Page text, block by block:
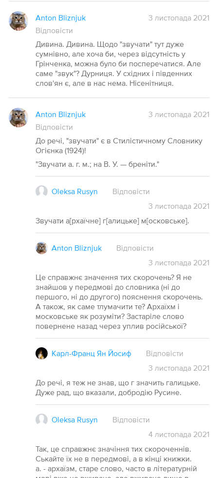
Anton Bliznjuk
3 листопада 2021
Відповісти
Дивина. Дивина. Щодо "звучати" тут дуже
сумнівно, але хоча би, через відсутність у
Грінченка, можна було би посперечатися. Але
саме "звук"? Дурниця. У східних і південних
слов'ян є, але в нас нема. Нісенітниця.
Anton Bliznjuk
3 листопада 2021
Відповісти
До речі, "звучати" є в Стилістичному Словнику
Огієнка (1924)!
"Звучати а. г. м.; на В. У. — бреніти."
Oleksa Rusyn
Відповісти
3 листопада 2021
Звучати а[рхаїчне] г[алицьке] м[осковське].
Anton Bliznjuk
Відповісти
3 листопада 2021
Це справжнє значення тих скорочень? Я не
знайшов у передмові до словника (ні до
першого, ні до другого) пояснення скорочень.
А також, як саме тлумачити те? Архаїхм і
московське як розуміти? Застаріле слово
повернене назад через уплив російської?
Карл-Франц Ян Йосиф
Відповісти
3 листопада 2021
До речі, я теж не знав, що г значить галицьке.
Дуже рад, що вказали, добродію Русине.
Oleksa Rusyn
Відповісти
4 листопада 2021
Так, це справжнє значіння тих скороченнів.
Ськайте їх не в передмові, а в кінці книжки.
а. - архаїзм, старе слово, часто в літературній